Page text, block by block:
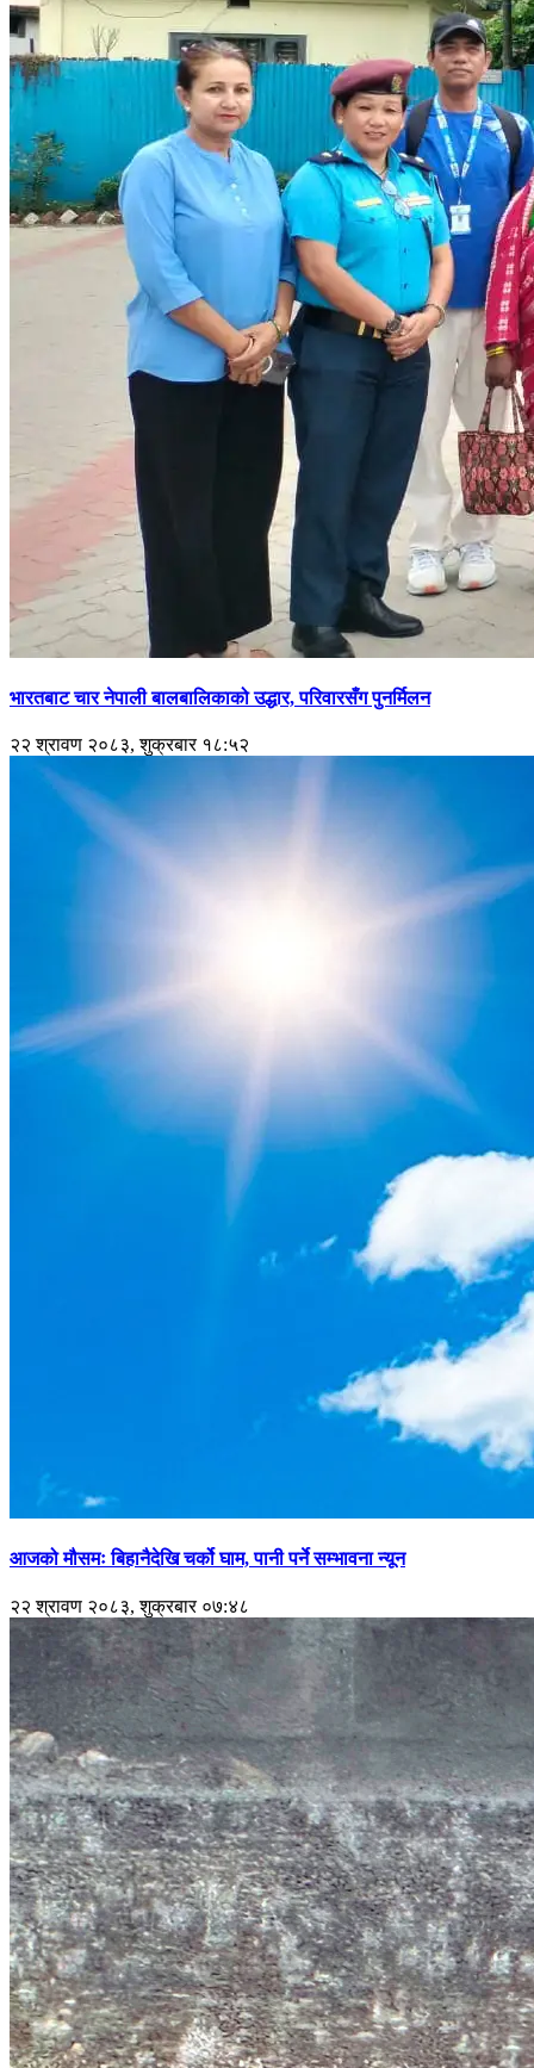
भारतबाट चार नेपाली बालबालिकाको उद्धार, परिवारसँग पुनर्मिलन
२२ श्रावण २०८३, शुक्रबार १८:५२
आजको मौसमः बिहानैदेखि चर्को घाम, पानी पर्ने सम्भावना न्यून
२२ श्रावण २०८३, शुक्रबार ०७:४८